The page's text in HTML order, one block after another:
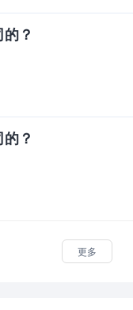
？
？
更多